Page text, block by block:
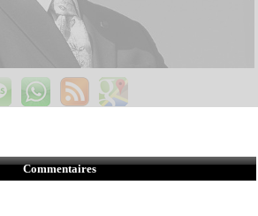
Commentaires